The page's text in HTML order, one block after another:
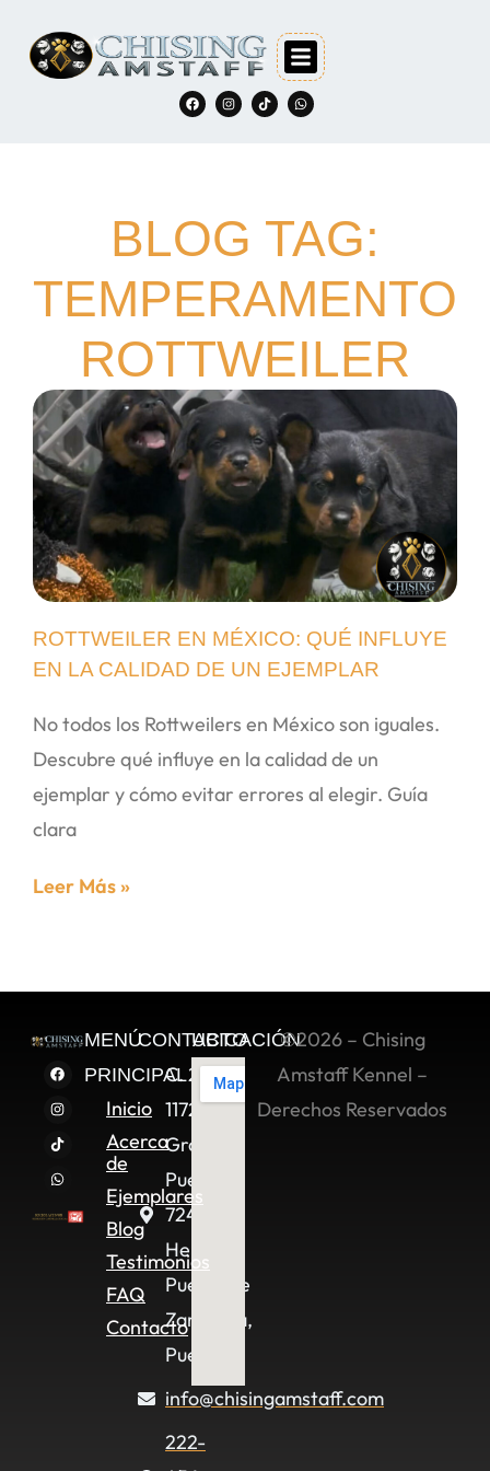
BLOG TAG:
TEMPERAMENTO
ROTTWEILER
ROTTWEILER EN MÉXICO: QUÉ INFLUYE
EN LA CALIDAD DE UN EJEMPLAR
No todos los Rottweilers en México son iguales.
Descubre qué influye en la calidad de un
ejemplar y cómo evitar errores al elegir. Guía
clara
Leer Más »
MENÚ
PRINCIPAL
Inicio
Acerca
de
Ejemplares
Blog
Testimonios
FAQ
Contacto
CONTACTO
C. 2 Sur
11722,
Granjas
Puebla,
72490
Heroica
Puebla de
Zaragoza,
Pue.
info@chisingamstaff.com
222-
UBICACIÓN©2026 – Chising
Amstaff Kennel –
Derechos Reservados